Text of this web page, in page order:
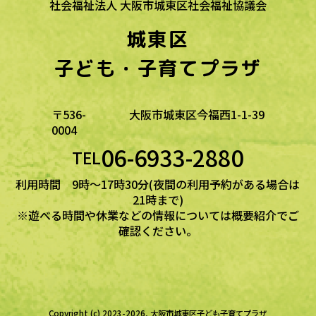
社会福祉法人 大阪市城東区社会福祉協議会
城東区
子ども・子育てプラザ
〒536-
0004
大阪市城東区今福西1-1-39
TEL06-6933-2880
利用時間 9時～17時30分(夜間の利用予約がある場合は
21時まで)
※遊べる時間や休業などの情報については概要紹介でご
確認ください。
Copyright (c) 2023-2026, 大阪市城東区子ども子育てプラザ